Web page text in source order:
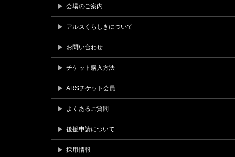
会場のご案内
アルスくらしきについて
お問い合わせ
チケット購入方法
ARSチケット会員
よくあるご質問
後援申請について
採用情報